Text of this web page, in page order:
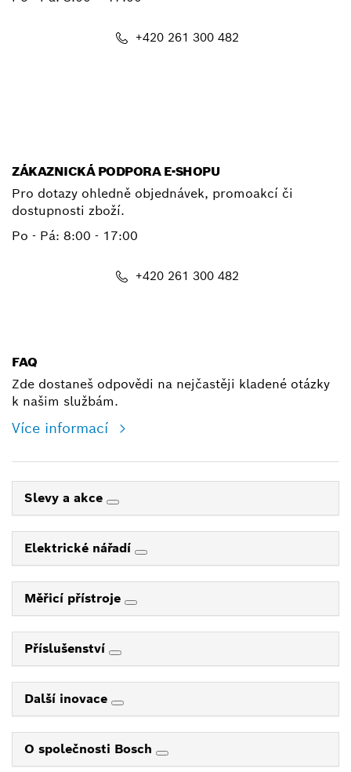
+420 261 300 482
ZÁKAZNICKÁ PODPORA E-SHOPU
Pro dotazy ohledně objednávek, promoakcí či
dostupnosti zboží.
Po - Pá: 8:00 - 17:00
+420 261 300 482
FAQ
Zde dostaneš odpovědi na nejčastěji kladené otázky
k našim službám.
Více informací
Slevy a akce
Elektrické nářadí
Měřicí přístroje
Příslušenství
Další inovace
O společnosti Bosch